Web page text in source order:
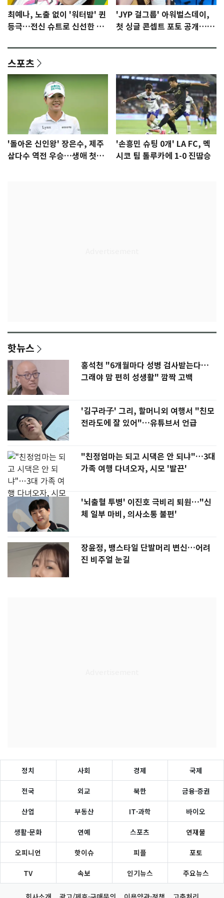
최예나, 노출 없이 '워터밤' 퀸
등극…전신 슈트로 신선한 충
'JYP 걸그룹' 아워벌스데이,
첫 싱글 콘셉트 포토 공개…청
스포츠
'돌아온 신인왕' 장은수, 제주
삼다수 역전 우승…생애 첫승
'손흥민 슈팅 0개' LA FC, 멕
시코 팀 톨루카에 1-0 진땀승
핫뉴스
홍석천 "6개월마다 성병 검사받는다…
그래야 맘 편히 성생활" 깜짝 고백
'김구라子' 그리, 할머니외 여행서 "친모
전라도에 잘 있어"…유튜브서 언급
"친정엄마는 되고 시댁은 안 되냐"…3대
가족 여행 다녀오자, 시모 '발끈'
'뇌출혈 투병' 이진호 극비리 퇴원…"신
체 일부 마비, 의사소통 불편'
장윤정, 뱅스타일 단발머리 변신…어려
진 비주얼 눈길
정치 사회 경제 국제
전국 외교 북한 금융·증권
산업 부동산 IT·과학 바이오
생활·문화 연예 스포츠 연재물
오피니언 핫이슈 피플 포토
TV 속보 인기뉴스 주요뉴스